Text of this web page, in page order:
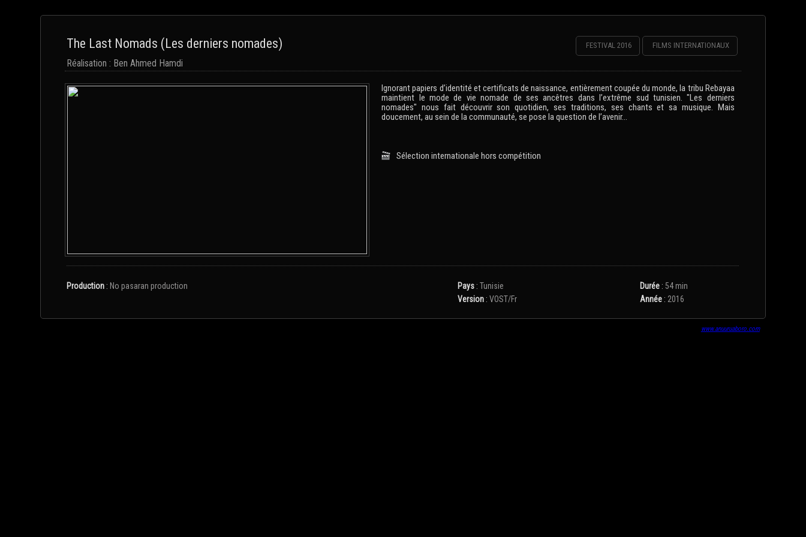
The Last Nomads (Les derniers nomades)
Réalisation : Ben Ahmed Hamdi
FILMS INTERNATIONAUX
FESTIVAL 2016
Ignorant papiers d’identité et certificats de naissance, entièrement coupée du monde, la tribu Rebayaa
maintient le mode de vie nomade de ses ancêtres dans l’extrême sud tunisien. "Les derniers
nomades" nous fait découvrir son quotidien, ses traditions, ses chants et sa musique. Mais
doucement, au sein de la communauté, se pose la question de l’avenir...
Sélection internationale hors compétition
Production : No pasaran production Pays :Tunisie Durée :54 min
Version :VOST/Fr Année : 2016
www.anuuruaboro.com